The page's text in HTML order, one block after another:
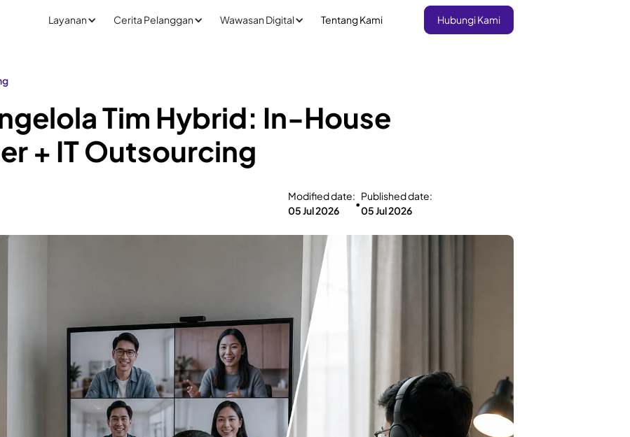
Layanan Cerita Pelanggan Wawasan Digital Tentang Kami Hubungi Kami
Tim Hybrid: In-House
+ IT Outsourcing
Modified date:
05 Jul 2026
•
Published date:
05 Jul 2026